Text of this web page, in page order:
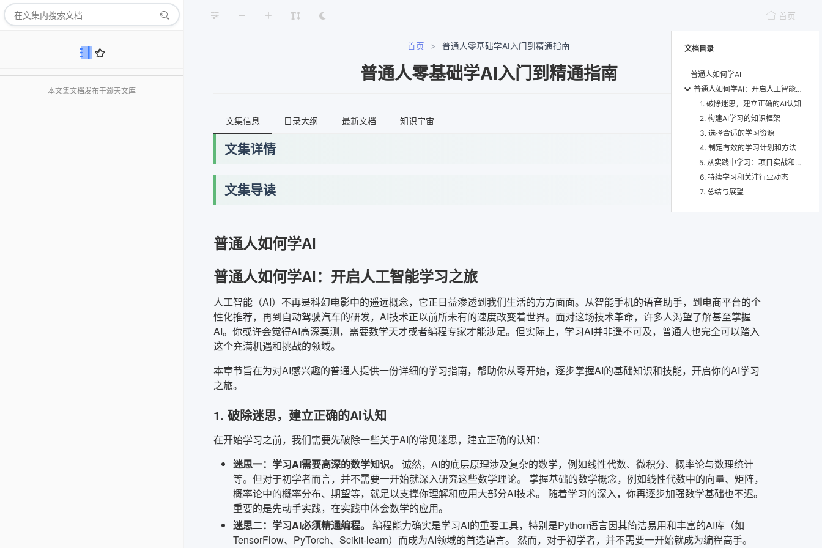
本文集文档发布于灏天文库
首页
首页 > 普通人零基础学AI入门到精通指南
普通人零基础学AI入门到精通指南
文集信息 目录大纲 最新文档 知识宇宙
文集详情
文集导读
普通人如何学AI
普通人如何学AI：开启人工智能学习之旅
人工智能（AI）不再是科幻电影中的遥远概念，它正日益渗透到我们生活的方方面面。从智能手机的语音助手，到电商平台的个
性化推荐，再到自动驾驶汽车的研发，AI技术正以前所未有的速度改变着世界。面对这场技术革命，许多人渴望了解甚至掌握
AI。你或许会觉得AI高深莫测，需要数学天才或者编程专家才能涉足。但实际上，学习AI并非遥不可及，普通人也完全可以踏入
这个充满机遇和挑战的领域。
本章节旨在为对AI感兴趣的普通人提供一份详细的学习指南，帮助你从零开始，逐步掌握AI的基础知识和技能，开启你的AI学习
之旅。
1. 破除迷思，建立正确的AI认知
在开始学习之前，我们需要先破除一些关于AI的常见迷思，建立正确的认知：
迷思一：学习AI需要高深的数学知识。 诚然，AI的底层原理涉及复杂的数学，例如线性代数、微积分、概率论与数理统计
等。但对于初学者而言，并不需要一开始就深入研究这些数学理论。 掌握基础的数学概念，例如线性代数中的向量、矩阵，
概率论中的概率分布、期望等，就足以支撑你理解和应用大部分AI技术。 随着学习的深入，你再逐步加强数学基础也不迟。
重要的是先动手实践，在实践中体会数学的应用。
迷思二：学习AI必须精通编程。 编程能力确实是学习AI的重要工具，特别是Python语言因其简洁易用和丰富的AI库（如
TensorFlow、PyTorch、Scikit-learn）而成为AI领域的首选语言。 然而，对于初学者，并不需要一开始就成为编程高手。
文档目录
普通人如何学AI
普通人如何学AI：开启人工智能学习之旅
1. 破除迷思，建立正确的AI认知
2. 构建AI学习的知识框架
3. 选择合适的学习资源
4. 制定有效的学习计划和方法
5. 从实践中学习：项目实战和竞赛参与
6. 持续学习和关注行业动态
7. 总结与展望